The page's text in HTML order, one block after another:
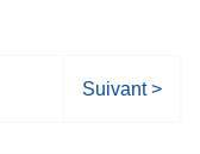
P
Suivant >